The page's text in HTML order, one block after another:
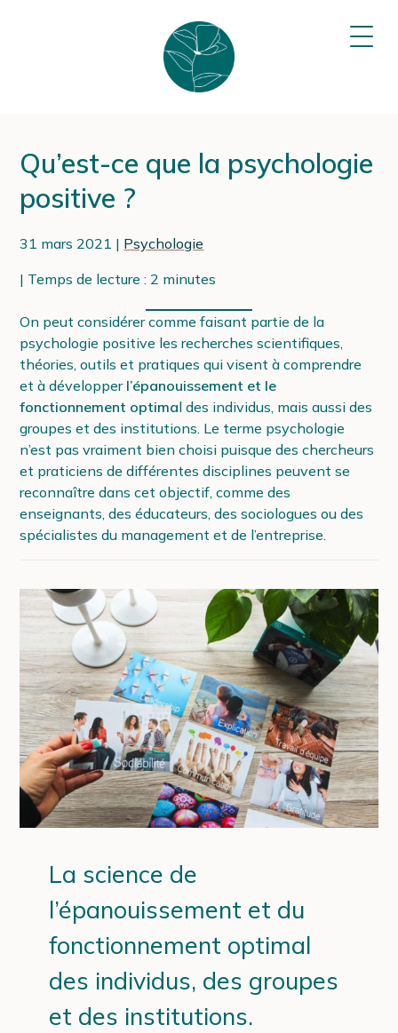
Sophie
Plumey
–
Psychologue
LE
Qu’est-ce que la psychologie
positive ?
31 mars 2021
Psychologie
Temps de lecture : 2 minutes
On peut considérer comme faisant partie de la
psychologie positive les recherches scientifiques,
théories, outils et pratiques qui visent à comprendre
et à développer l’épanouissement et le
fonctionnement optimal des individus, mais aussi des
groupes et des institutions. Le terme psychologie
n’est pas vraiment bien choisi puisque des chercheurs
et praticiens de différentes disciplines peuvent se
reconnaître dans cet objectif, comme des
enseignants, des éducateurs, des sociologues ou des
spécialistes du management et de l’entreprise.
La science de
l’épanouissement et du
fonctionnement optimal
des individus, des groupes
et des institutions.